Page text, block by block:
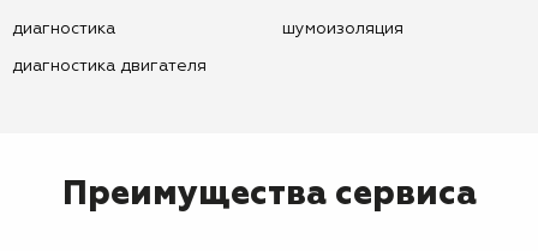
диагностика
диагностика двигателя
шумоизоляция
Преимущества сервиса